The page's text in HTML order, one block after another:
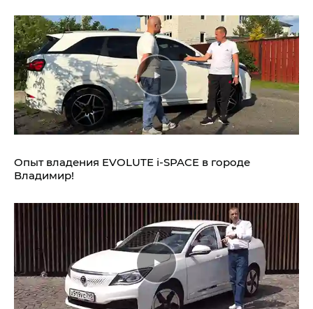
Опыт владения EVOLUTE i‑SPACE в городе
Владимир!